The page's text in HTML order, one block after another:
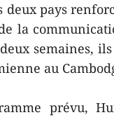
deux pays
la
semaines,
au
prévu,